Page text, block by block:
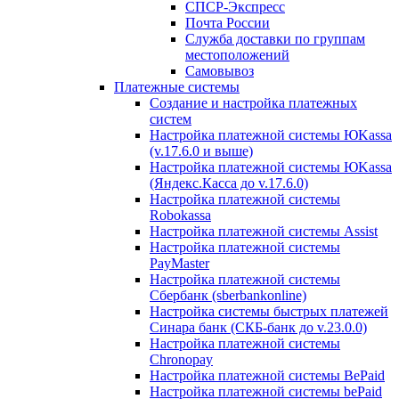
СПСР-Экспресс
Почта России
Служба доставки по группам
местоположений
Самовывоз
Платежные системы
Создание и настройка платежных
систем
Настройка платежной системы ЮKassa
(v.17.6.0 и выше)
Настройка платежной системы ЮKassa
(Яндекс.Касса до v.17.6.0)
Настройка платежной системы
Robokassa
Настройка платежной системы Assist
Настройка платежной системы
PayMaster
Настройка платежной системы
Сбербанк (sberbankonline)
Настройка системы быстрых платежей
Синара банк (СКБ-банк до v.23.0.0)
Настройка платежной системы
Chronopay
Настройка платежной системы BePaid
Настройка платежной системы bePaid